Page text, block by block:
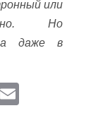
или
Но
даже в